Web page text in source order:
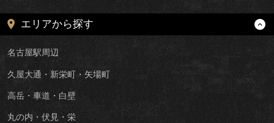
エリアから探す
名古屋駅周辺
久屋大通・新栄町・矢場町
高岳・車道・白壁
丸の内・伏見・栄